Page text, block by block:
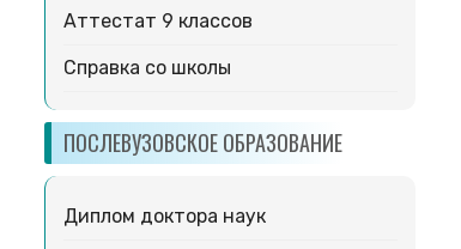
Аттестат 9 классов
Справка со школы
ПОСЛЕВУЗОВСКОЕ ОБРАЗОВАНИЕ
Диплом доктора наук